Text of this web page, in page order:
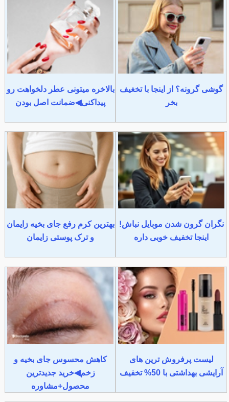
گوشی گرونه؟ از اینجا با تخغیف
بخر
بالاخره میتونی عطر دلخواهت رو
پیداکنی◀ضمانت اصل بودن
نگران گرون شدن موبایل نباش!
اینجا تخفیف خوبی داره
بهترین کرم رفع جای بخیه زایمان
و ترک پوستی زایمان
لیست پرفروش ترین های
آرایشی بهداشتی با 50% تخفیف
کاهش محسوس جای بخیه و
زخم◀خرید جدیدترین
محصول+مشاوره